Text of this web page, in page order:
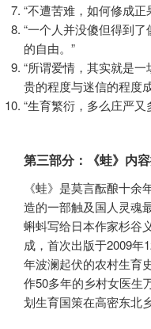
“不遭苦难，如何修成
“一个人并没傻但得到
的自由。”
“所谓爱情，其实就是
贵的程度与迷信的程度
“生育繁衍，多么庄严
第三部分：《蛙》内
《蛙》是莫言酝酿十
造的一部触及国人灵魂
蝌蚪写给日本作家杉谷
成，首次出版于2009年
年波澜起伏的农村生育
作50多年的乡村女医生
划生育国策在高密东北